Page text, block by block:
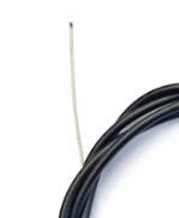
hviezdičiek.